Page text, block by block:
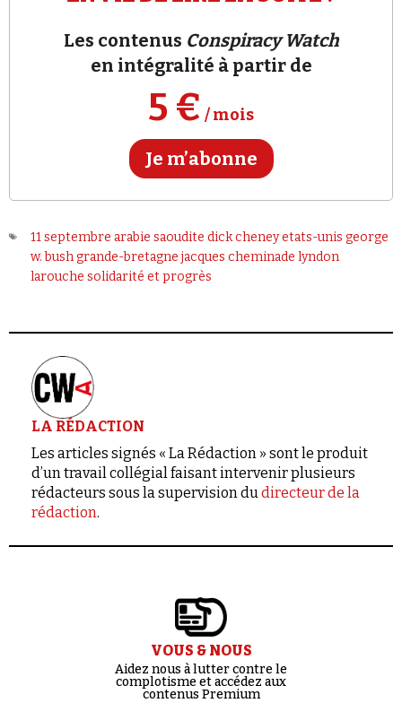
Se connecter
Les contenus Conspiracy Watch
en intégralité à partir de
5 € / mois
Je m’abonne
11 septembre arabie saoudite dick cheney etats-unis george
w. bush grande-bretagne jacques cheminade lyndon
larouche solidarité et progrès
LA RÉDACTION
Les articles signés « La Rédaction » sont le produit
d’un travail collégial faisant intervenir plusieurs
rédacteurs sous la supervision dudirecteur de la
rédaction.
VOUS & NOUS
Aidez nous à lutter contre le
complotisme et accédez aux
contenus Premium